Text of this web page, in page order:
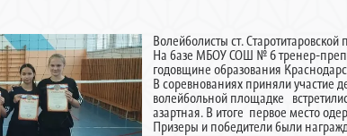
Волейболисты ст.
На базе МБОУ СОШ № 6 тренер-
годовщине образования
В соревнованиях приняли
волейбольной площадке
азартная. В итоге первое место
Призеры и победители были